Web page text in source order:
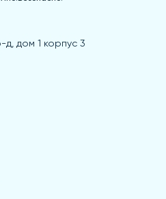
дом 1 корпус 3